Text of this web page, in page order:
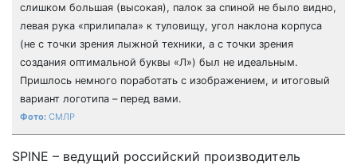
слишком большая (высокая), палок за спиной не было видно,
левая рука «прилипала» к туловищу, угол наклона корпуса
(не с точки зрения лыжной техники, а с точки зрения
создания оптимальной буквы «Л») был не идеальным.
Пришлось немного поработать с изображением, и итоговый
вариант логотипа – перед вами.
СМЛР
SPINE – ведущий российский производитель